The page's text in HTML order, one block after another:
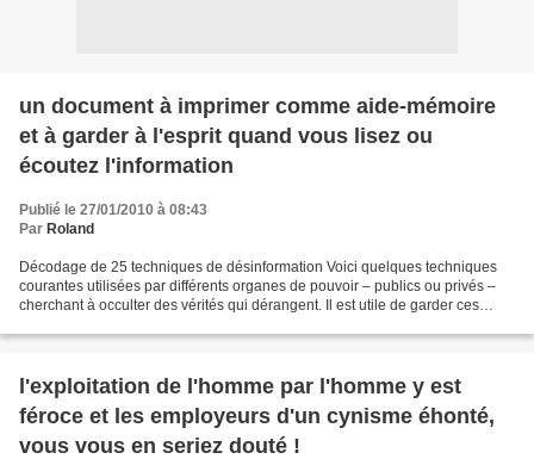
un document à imprimer comme aide-mémoire
et à garder à l'esprit quand vous lisez ou
écoutez l'information
Publié le 27/01/2010 à 08:43
Par Roland
Décodage de 25 techniques de désinformation Voici quelques techniques
courantes utilisées par différents organes de pouvoir – publics ou privés –
cherchant à occulter des vérités qui dérangent. Il est utile de garder ces
l'exploitation de l'homme par l'homme y est
féroce et les employeurs d'un cynisme éhonté,
vous vous en seriez douté !